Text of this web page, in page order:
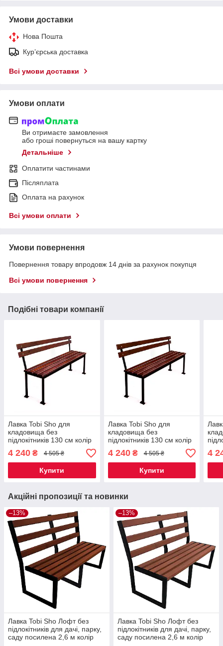
Умови доставки
Нова Пошта
Кур’єрська доставка
Всі умови доставки
Умови оплати
Ви отримаєте замовлення
або гроші повернуться на вашу картку
Детальніше
Оплатити частинами
Післяплата
Оплата на рахунок
Всі умови оплати
Умови повернення
Повернення товару впродовж 14 днів за рахунок покупця
Всі умови повернення
Подібні товари компанії
Лавка Tobi Sho для
кладовища без
підлокітників 130 см колір
4 240 ₴ 4 505 ₴
Купити
Лавка Tobi Sho для
кладовища без
підлокітників 130 см колір
4 240₴ 4 505 ₴
Купити
4
Акційні пропозиції та новинки
–13%
Лавка Tobi Sho Лофт без
підлокітників для дачі, парку,
саду посилена 2,6 м колір
–13%
Лавка Tobi Sho Лофт без
підлокітників для дачі, парку,
саду посилена 2,6 м колір